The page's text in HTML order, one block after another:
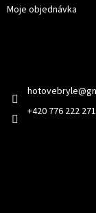
Moje objednávka
hotovebryle@
+420 776 222